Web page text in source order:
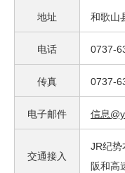
地址 和歌山
电话 0737-
传真 0737-
电子邮件 信息
交通接入
JR纪势
阪和高